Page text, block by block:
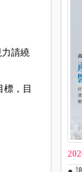
請繞
標，目